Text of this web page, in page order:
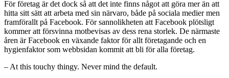
För företag är det dock så att det inte finns något att göra mer än att
hitta sitt sätt att arbeta med sin närvaro, både på sociala medier men
framförallt på Facebook. För sannolikheten att Facebook plötsligt
kommer att försvinna motbevisas av dess rena storlek. De närmaste
åren är Facebook en växande faktor för allt företagande och en
hygienfaktor som webbsidan kommit att bli för alla företag.
– At this touchy thingy. Never mind the default.